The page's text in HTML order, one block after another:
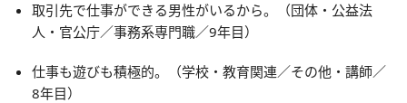
取引先で仕事ができる男性がいるから。（団体・公益法
人・官公庁／事務系専門職／9年目）
仕事も遊びも積極的。（学校・教育関連／その他・講師／
8年目）